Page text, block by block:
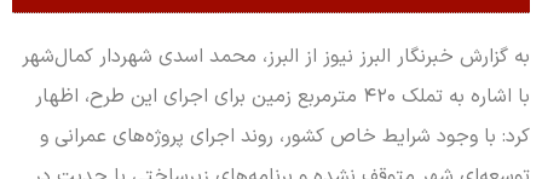
به گزارش خبرنگار البرز نیوز از البرز، محمد اسدی شهردار کمال‌شهر
با اشاره به تملک ۴۲۰ مترمربع زمین برای اجرای این طرح، اظهار
کرد: با وجود شرایط خاص کشور، روند اجرای پروژه‌های عمرانی و